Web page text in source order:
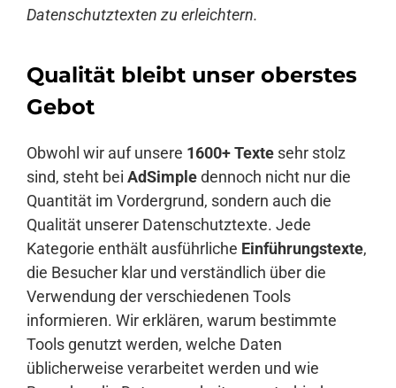
Datenschutztexten zu erleichtern.
Qualität bleibt unser oberstes
Gebot
Obwohl wir auf unsere 1600+ Texte sehr stolz
sind, steht bei AdSimpledennoch nicht nur die
Quantität im Vordergrund, sondern auch die
Qualität unserer Datenschutztexte. Jede
Kategorie enthält ausführliche Einführungstexte,
die Besucher klar und verständlich über die
Verwendung der verschiedenen Tools
informieren. Wir erklären, warum bestimmte
Tools genutzt werden, welche Daten
üblicherweise verarbeitet werden und wie